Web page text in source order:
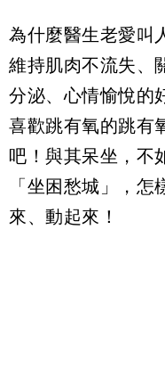
為什麼醫生老愛叫
維持肌肉不流失、
分泌、心情愉悅的
喜歡跳有氧的跳有
吧！與其呆坐，不
「坐困愁城」，
來、動起來！